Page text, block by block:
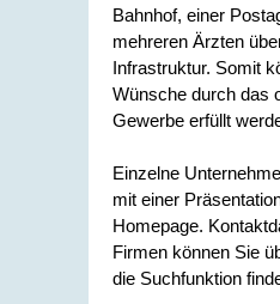
Bahnhof, einer
mehreren Ärzten
Infrastruktur. Somit
Wünsche durch das
Gewerbe erfüllt
Einzelne
mit einer
Homepage.
Firmen können Sie
die Suchfunktion